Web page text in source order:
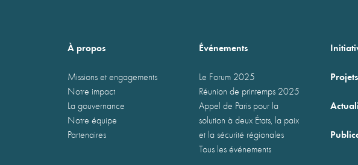
À propos
Missions et engagements
Notre impact
La gouvernance
Notre équipe
Partenaires
Événements
Le Forum 2025
Réunion de printemps 2025
Appel de Paris pour la
solution à deux États, la paix
et la sécurité régionales
Tous les événements
Projets